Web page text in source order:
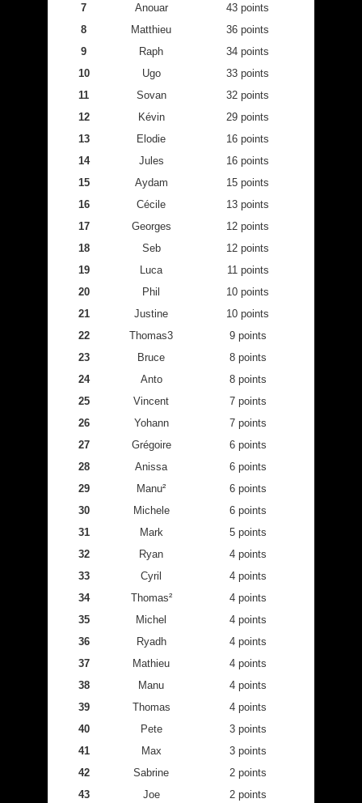
7
Anouar
43 points
8
Matthieu
36 points
9
Raph
34 points
10
Ugo
33 points
11
Sovan
32 points
12
Kévin
29 points
13
Elodie
16 points
14
Jules
16 points
15
Aydam
15 points
16
Cécile
13 points
17
Georges
12 points
18
Seb
12 points
19
Luca
11 points
20
Phil
10 points
21
Justine
10 points
22
Thomas3
9 points
23
Bruce
8 points
24
Anto
8 points
25
Vincent
7 points
26
Yohann
7 points
27
Grégoire
6 points
28
Anissa
6 points
29
Manu²
6 points
30
Michele
6 points
31
Mark
5 points
32
Ryan
4 points
33
Cyril
4 points
34
Thomas²
4 points
35
Michel
4 points
36
Ryadh
4 points
37
Mathieu
4 points
38
Manu
4 points
39
Thomas
4 points
40
Pete
3 points
41
Max
3 points
42
Sabrine
2 points
43
Joe
2 points